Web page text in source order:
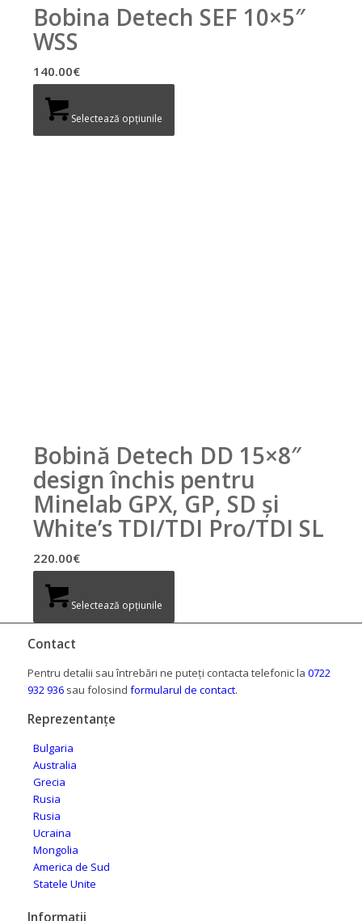
Bobina Detech SEF 10×5″
WSS
140.00€
Selectează opțiunile
Bobină Detech DD 15×8″
design închis pentru
Minelab GPX, GP, SD și
White’s TDI/TDI Pro/TDI SL
220.00€
Selectează opțiunile
Contact
Pentru detalii sau întrebări ne puteți contacta telefonic la 0722
932 936sau folosind formularul de contact.
Reprezentanțe
Bulgaria
Australia
Grecia
Rusia
Rusia
Ucraina
Mongolia
America de Sud
Statele Unite
Informații